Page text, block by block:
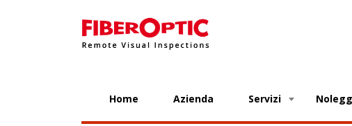
Home Azienda Servizi